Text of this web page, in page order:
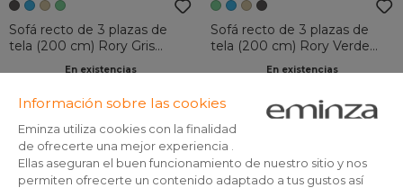
Sofá recto de 3 plazas de
tela (200 cm) Rory Gris
En existencias
-6% 749,00 799,00
Añadir a la cesta
Sofá recto de 3 plazas de
tela (200 cm) Rory Verde
En existencias
-6% 849,00 899,00